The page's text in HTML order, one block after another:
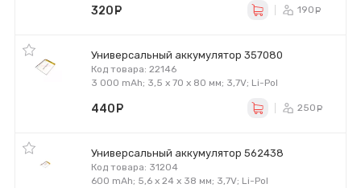
320 190
Универсальный аккумулятор 357080
Код товара: 22146
3 000 mAh; 3,5 x 70 x 80 мм; 3,7V; Li-Pol
440 250
Универсальный аккумулятор 562438
Код товара: 31204
600 mAh; 5,6 x 24 x 38 мм; 3,7V; Li-Pol